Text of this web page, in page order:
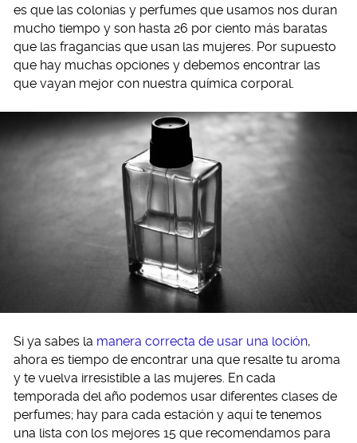
es que las colonias y perfumes que usamos nos duran
mucho tiempo y son hasta 26 por ciento más baratas
que las fragancias que usan las mujeres. Por supuesto
que hay muchas opciones y debemos encontrar las
que vayan mejor con nuestra química corporal.
Si ya sabes la manera correcta de usar una loción,
ahora es tiempo de encontrar una que resalte tu aroma
y te vuelva irresistible a las mujeres. En cada
temporada del año podemos usar diferentes clases de
perfumes; hay para cada estación y aquí te tenemos
una lista con los mejores 15 que recomendamos para